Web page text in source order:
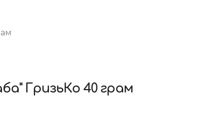
ГризьКо 40 грам